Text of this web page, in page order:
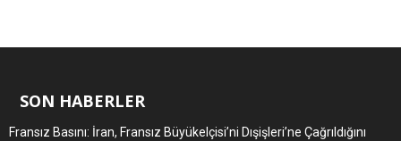
SON HABERLER
Fransız Basını: İran, Fransız Büyükelçisi’ni Dışişleri’ne Çağrıldığını